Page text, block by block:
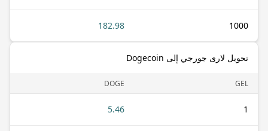
1000
182.98
تحويل لارى جورجي إلى Dogecoin
GEL
DOGE
1
5.46